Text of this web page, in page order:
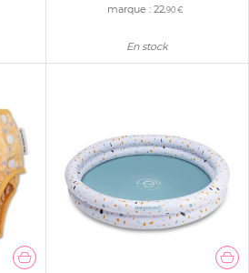
marque : 22,90 €
En stock